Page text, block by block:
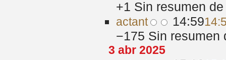
+1 Sin resumen
actant 14:59
−175 Sin resumen
3 abr 2025